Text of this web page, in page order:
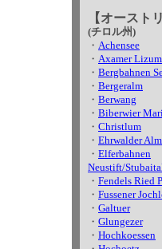
【オースト
(チロル州)
・ Achensee
・ Axamer Lizum
・ Bergbahnen
・ Bergeralm
・ Berwang
・ Biberwier
・ Christlum
・ Ehrwalder
・ Elferbahnen
Neustift/
・ Fendels Ried
・ Fussener
・ Galtuer
・ Glungezer
・ Hochkoessen